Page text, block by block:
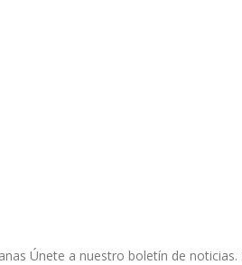
Únete a nuestro boletín de